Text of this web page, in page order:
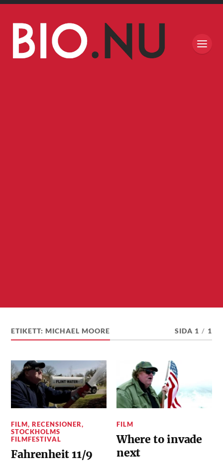
ETIKETT:MICHAEL MOORE SIDA 1 / 1
FILM,RECENSIONER,
STOCKHOLMS
FILMFESTIVAL
Fahrenheit 11/9
FILM
Where to invade
next